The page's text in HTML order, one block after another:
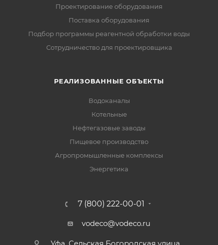
Проектирование оборудования
Поставка оборудования
Подбор программы реагентной обработки воды
Сотрудничество для проектировщика
РЕАЛИЗОВАННЫЕ ОБЪЕКТЫ
Водоканалы
Котельные
Нефтегазовые заводы
Пищевое производство
Агропромышленные комплексы
Энергетика
7 (800) 222-00-01
vodeco@vodeco.ru